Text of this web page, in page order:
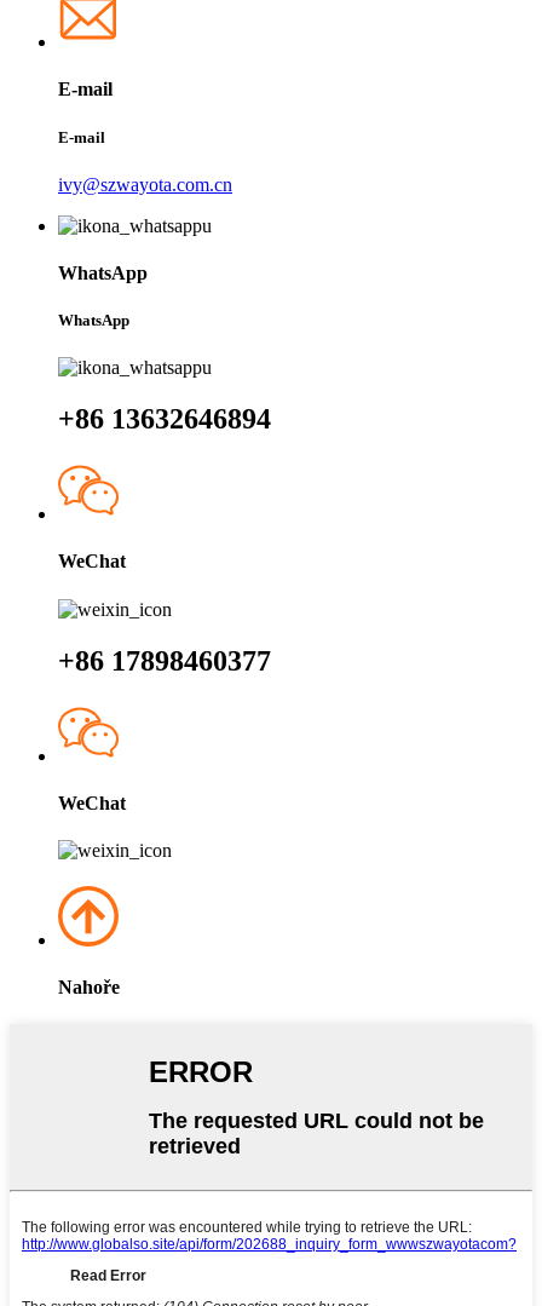
E-mail
E-mail
ivy@szwayota.com.cn
WhatsApp
WhatsApp
+86 13632646894
WeChat
+86 17898460377
WeChat
Nahoře